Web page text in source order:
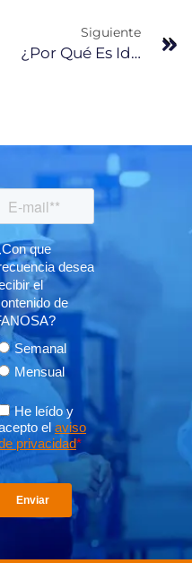
Siguiente
¿Por Qué Es Ideal Usar Bovedilla De EPS Para Casa O Habitación?